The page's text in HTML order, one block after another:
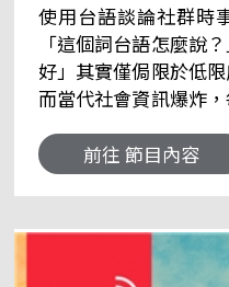
使用台語談論社群時
「這個詞台語怎麼說
好」其實僅侷限於低
而當代社會資訊爆炸
在這樣的快速變動中
定的新詞辭庫，更需
樣說」的刻板印象。
話題、有趣的人事物
前往 節目內容